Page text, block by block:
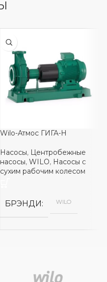
Wilo-Атмос ГИГА-Н
Насосы, Центробежные
насосы, WILO, Насосы с
сухим рабочим колесом
БРЭНДИ WILO